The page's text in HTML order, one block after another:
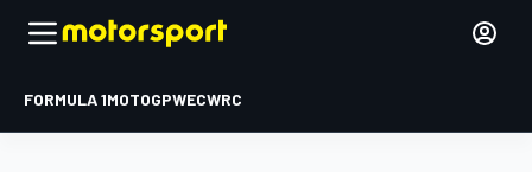
FORMULA 1MOTOGPWECWRC